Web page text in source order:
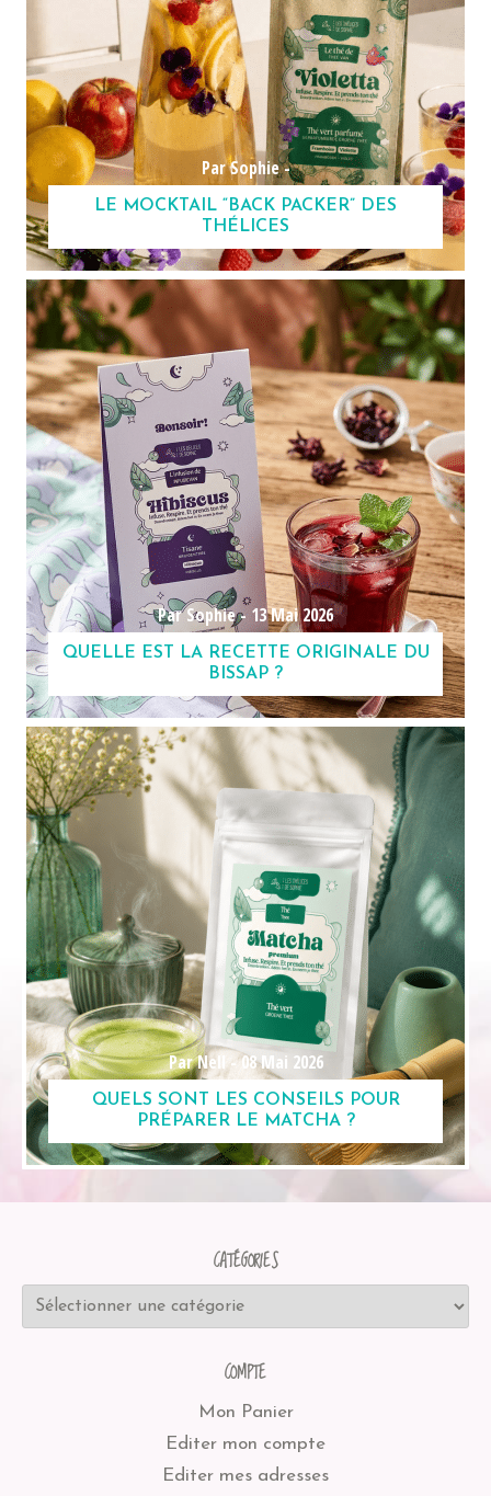
Par Sophie -
LE MOCKTAIL “BACK PACKER” DES
THÉLICES
Par Sophie -13 Mai 2026
QUELLE EST LA RECETTE ORIGINALE DU
BISSAP ?
Par Nell -08 Mai 2026
QUELS SONT LES CONSEILS POUR
PRÉPARER LE MATCHA ?
CATÉGORIES
COMPTE
Mon Panier
Editer mon compte
Editer mes adresses